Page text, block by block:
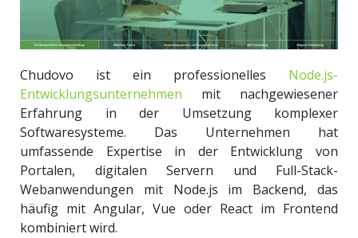
Chudovo ist ein professionelles Node.js-
Entwicklungsunternehmen mit nachgewiesener
Erfahrung in der Umsetzung komplexer
Softwaresysteme. Das Unternehmen hat
umfassende Expertise in der Entwicklung von
Portalen, digitalen Servern und Full-Stack-
Webanwendungen mit Node.js im Backend, das
häufig mit Angular, Vue oder React im Frontend
kombiniert wird.